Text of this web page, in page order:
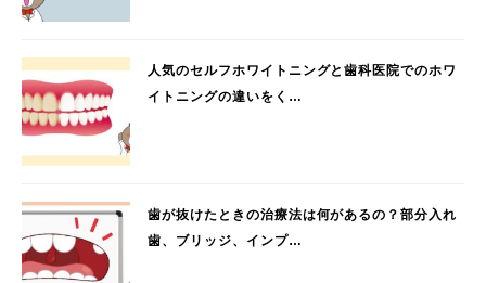
人気のセルフホワイトニングと歯科医院でのホワ
イトニングの違いをく…
歯が抜けたときの治療法は何があるの？部分入れ
歯、ブリッジ、インプ…